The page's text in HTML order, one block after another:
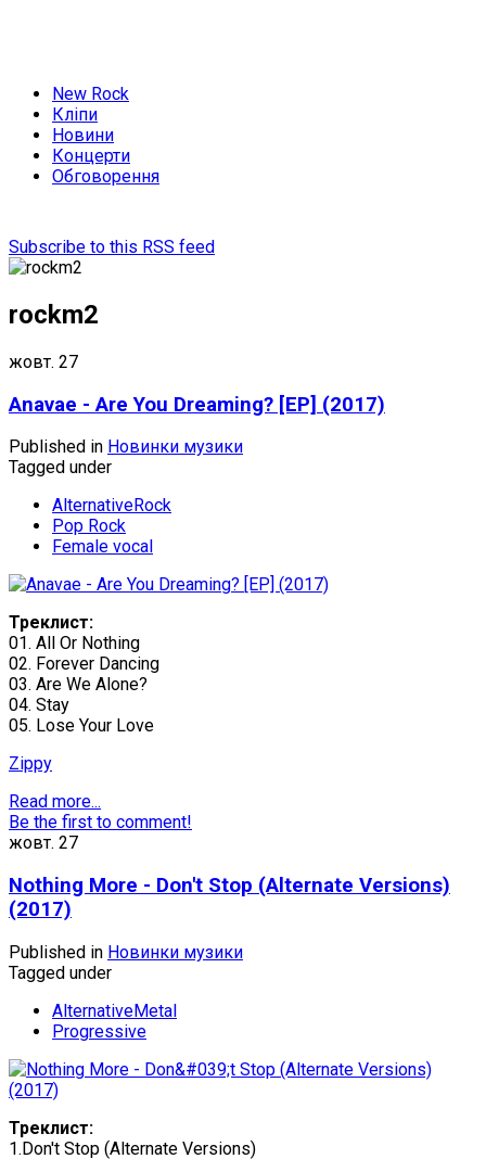
New Rock
Кліпи
Новини
Концерти
Обговорення
Subscribe to this RSS feed
rockm2
жовт. 27
Anavae - Are You Dreaming? [EP] (2017)
Published in Новинки музики
Tagged under
AlternativeRock
Pop Rock
Female vocal
Треклист:
01. All Or Nothing
02. Forever Dancing
03. Are We Alone?
04. Stay
05. Lose Your Love
Zippy
Read more...
Be the first to comment!
жовт. 27
Nothing More - Don't Stop (Alternate Versions)
(2017)
Published in Новинки музики
Tagged under
AlternativeMetal
Progressive
Треклист:
1.Don't Stop (Alternate Versions)